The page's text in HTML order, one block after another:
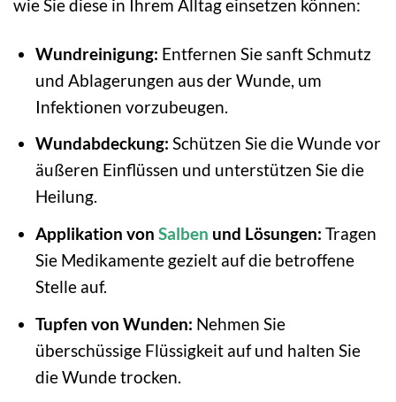
wie Sie diese in Ihrem Alltag einsetzen können:
Wundreinigung: Entfernen Sie sanft Schmutz
und Ablagerungen aus der Wunde, um
Infektionen vorzubeugen.
Wundabdeckung: Schützen Sie die Wunde vor
äußeren Einflüssen und unterstützen Sie die
Heilung.
Applikation von Salben und Lösungen: Tragen
Sie Medikamente gezielt auf die betroffene
Stelle auf.
Tupfen von Wunden: Nehmen Sie
überschüssige Flüssigkeit auf und halten Sie
die Wunde trocken.